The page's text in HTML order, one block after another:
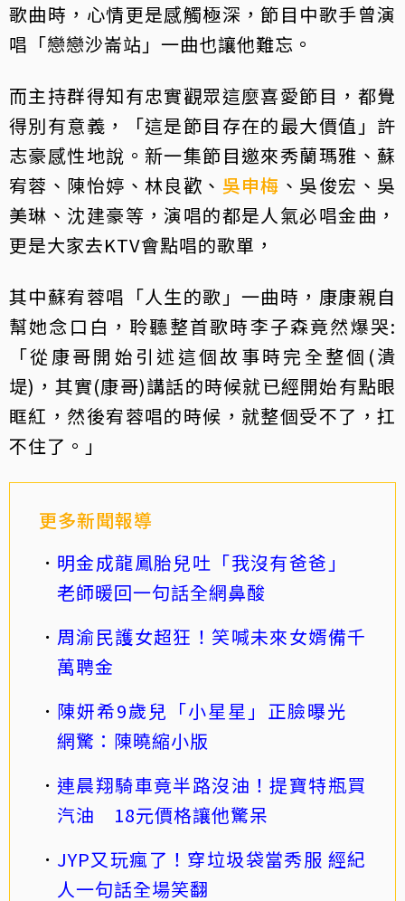
歌曲時，心情更是感觸極深，節目中歌手曾演
唱「戀戀沙崙站」一曲也讓他難忘。
而主持群得知有忠實觀眾這麼喜愛節目，都覺
得別有意義，「這是節目存在的最大價值」許
志豪感性地說。新一集節目邀來秀蘭瑪雅、蘇
宥蓉、陳怡婷、林良歡、 吳申梅 、吳俊宏、吳
美琳、沈建豪等，演唱的都是人氣必唱金曲，
更是大家去KTV會點唱的歌單，
其中蘇宥蓉唱「人生的歌」一曲時，康康親自
幫她念口白，聆聽整首歌時李子森竟然爆哭:
「從康哥開始引述這個故事時完全整個(潰
堤)，其實(康哥)講話的時候就已經開始有點眼
眶紅，然後宥蓉唱的時候，就整個受不了，扛
不住了。」
更多新聞報導
明金成龍鳳胎兒吐「我沒有爸爸」
老師暖回一句話全網鼻酸
周渝民護女超狂！笑喊未來女婿備千
萬聘金
陳妍希9歲兒「小星星」正臉曝光
網驚：陳曉縮小版
連晨翔騎車竟半路沒油！提寶特瓶買
汽油 18元價格讓他驚呆
JYP又玩瘋了！穿垃圾袋當秀服 經紀
人一句話全場笑翻